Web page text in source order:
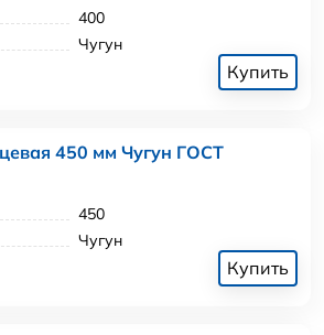
400
Чугун
Купить
450 мм Чугун ГОСТ
450
Чугун
Купить